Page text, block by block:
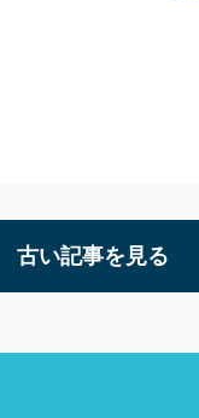
古い記事を見る